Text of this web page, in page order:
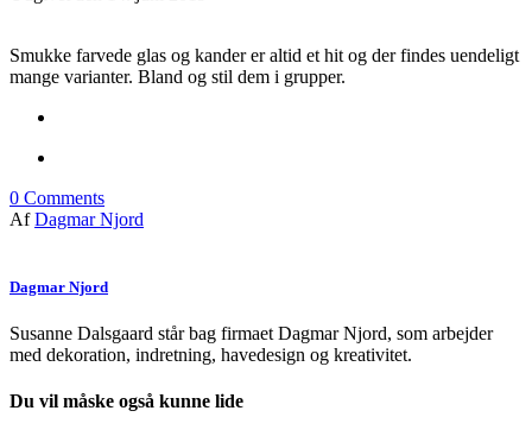
Smukke farvede glas og kander er altid et hit og der findes uendeligt
mange varianter. Bland og stil dem i grupper.
0 Comments
Af Dagmar Njord
Dagmar Njord
Susanne Dalsgaard står bag firmaet Dagmar Njord, som arbejder
med dekoration, indretning, havedesign og kreativitet.
Du vil måske også kunne lide